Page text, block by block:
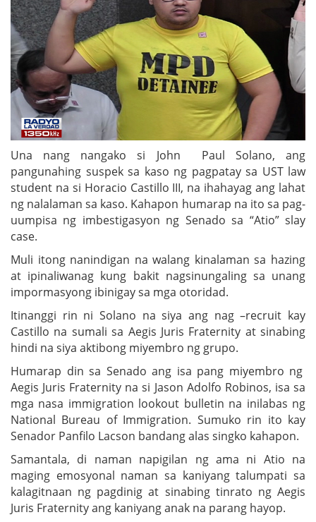
Una nang nangako si John Paul Solano, ang
pangunahing suspek sa kaso ng pagpatay sa UST law
student na si Horacio Castillo III, na ihahayag ang lahat
ng nalalaman sa kaso. Kahapon humarap na ito sa pag-
uumpisa ng imbestigasyon ng Senado sa “Atio” slay
case.
Muli itong nanindigan na walang kinalaman sa hazing
at ipinaliwanag kung bakit nagsinungaling sa unang
impormasyong ibinigay sa mga otoridad.
Itinanggi rin ni Solano na siya ang nag –recruit kay
Castillo na sumali sa Aegis Juris Fraternity at sinabing
hindi na siya aktibong miyembro ng grupo.
Humarap din sa Senado ang isa pang miyembro ng
Aegis Juris Fraternity na si Jason Adolfo Robinos, isa sa
mga nasa immigration lookout bulletin na inilabas ng
National Bureau of Immigration. Sumuko rin ito kay
Senador Panfilo Lacson bandang alas singko kahapon.
Samantala, di naman napigilan ng ama ni Atio na
maging emosyonal naman sa kaniyang talumpati sa
kalagitnaan ng pagdinig at sinabing tinrato ng Aegis
Juris Fraternity ang kaniyang anak na parang hayop.